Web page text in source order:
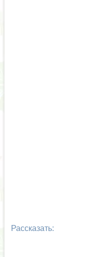
Рассказать: